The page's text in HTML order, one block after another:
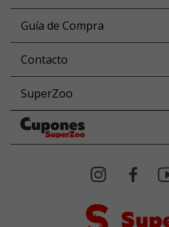
Guía de Compra
Contacto
SuperZoo